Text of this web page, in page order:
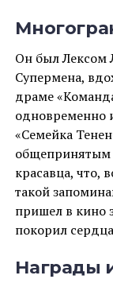
Он был Лексом
Супермена,
драме
одновременно
«Семейка
общепринятым
красавца, что,
такой
пришел в кино
покорил
Награды